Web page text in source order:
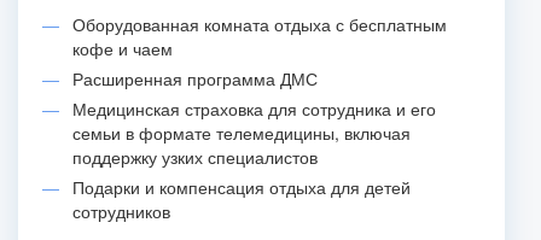
Оборудованная комната отдыха с бесплатным
кофе и чаем
Расширенная программа ДМС
Медицинская страховка для сотрудника и его
семьи в формате телемедицины, включая
поддержку узких специалистов
Подарки и компенсация отдыха для детей
сотрудников